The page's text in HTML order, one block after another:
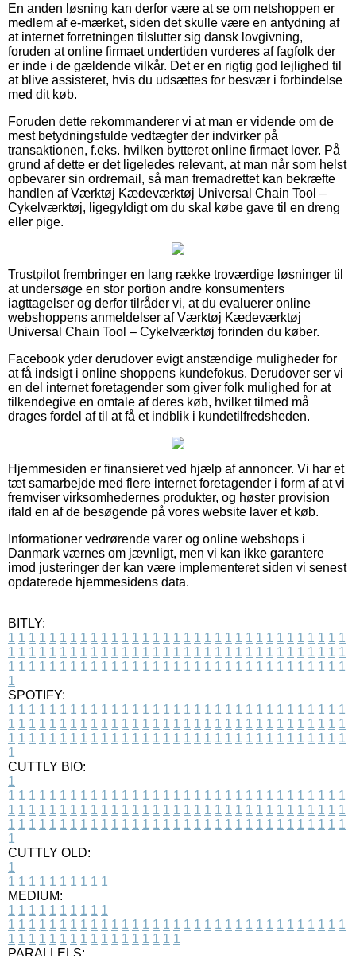
En anden løsning kan derfor være at se om netshoppen er
medlem af e-mærket, siden det skulle være en antydning af
at internet forretningen tilslutter sig dansk lovgivning,
foruden at online firmaet undertiden vurderes af fagfolk der
er inde i de gældende vilkår. Det er en rigtig god lejlighed til
at blive assisteret, hvis du udsættes for besvær i forbindelse
med dit køb.
Foruden dette rekommanderer vi at man er vidende om de
mest betydningsfulde vedtægter der indvirker på
transaktionen, f.eks. hvilken bytteret online firmaet lover. På
grund af dette er det ligeledes relevant, at man når som helst
opbevarer sin ordremail, så man fremadrettet kan bekræfte
handlen af Værktøj Kædeværktøj Universal Chain Tool –
Cykelværktøj, ligegyldigt om du skal købe gave til en dreng
eller pige.
Trustpilot frembringer en lang række troværdige løsninger til
at undersøge en stor portion andre konsumenters
iagttagelser og derfor tilråder vi, at du evaluerer online
webshoppens anmeldelser af Værktøj Kædeværktøj
Universal Chain Tool – Cykelværktøj forinden du køber.
Facebook yder derudover evigt anstændige muligheder for
at få indsigt i online shoppens kundefokus. Derudover ser vi
en del internet foretagender som giver folk mulighed for at
tilkendegive en omtale af deres køb, hvilket tilmed må
drages fordel af til at få et indblik i kundetilfredsheden.
Hjemmesiden er finansieret ved hjælp af annoncer. Vi har et
tæt samarbejde med flere internet foretagender i form af at vi
fremviser virksomhedernes produkter, og høster provision
ifald en af de besøgende på vores website laver et køb.
Informationer vedrørende varer og online webshops i
Danmark værnes om jævnligt, men vi kan ikke garantere
imod justeringer der kan være implementeret siden vi senest
opdaterede hjemmesidens data.
BITLY:
1 1 1 1 1 1 1 1 1 1 1 1 1 1 1 1 1 1 1 1 1 1 1 1 1 1 1 1 1 1 1 1 1
1 1 1 1 1 1 1 1 1 1 1 1 1 1 1 1 1 1 1 1 1 1 1 1 1 1 1 1 1 1 1 1 1
1 1 1 1 1 1 1 1 1 1 1 1 1 1 1 1 1 1 1 1 1 1 1 1 1 1 1 1 1 1 1 1 1
1
SPOTIFY:
1 1 1 1 1 1 1 1 1 1 1 1 1 1 1 1 1 1 1 1 1 1 1 1 1 1 1 1 1 1 1 1 1
1 1 1 1 1 1 1 1 1 1 1 1 1 1 1 1 1 1 1 1 1 1 1 1 1 1 1 1 1 1 1 1 1
1 1 1 1 1 1 1 1 1 1 1 1 1 1 1 1 1 1 1 1 1 1 1 1 1 1 1 1 1 1 1 1 1
1
CUTTLY BIO:
1
1 1 1 1 1 1 1 1 1 1 1 1 1 1 1 1 1 1 1 1 1 1 1 1 1 1 1 1 1 1 1 1 1
1 1 1 1 1 1 1 1 1 1 1 1 1 1 1 1 1 1 1 1 1 1 1 1 1 1 1 1 1 1 1 1 1
1 1 1 1 1 1 1 1 1 1 1 1 1 1 1 1 1 1 1 1 1 1 1 1 1 1 1 1 1 1 1 1 1
1
CUTTLY OLD:
1
1 1 1 1 1 1 1 1 1 1
MEDIUM:
1 1 1 1 1 1 1 1 1 1
1 1 1 1 1 1 1 1 1 1 1 1 1 1 1 1 1 1 1 1 1 1 1 1 1 1 1 1 1 1 1 1 1
1 1 1 1 1 1 1 1 1 1 1 1 1 1 1 1 1
PARALLELS: